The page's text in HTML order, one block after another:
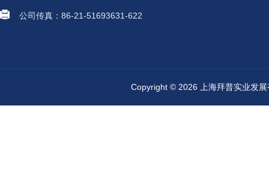
公司传真：86-21-51693631-622
Copyright © 2026 上海拜普实业发